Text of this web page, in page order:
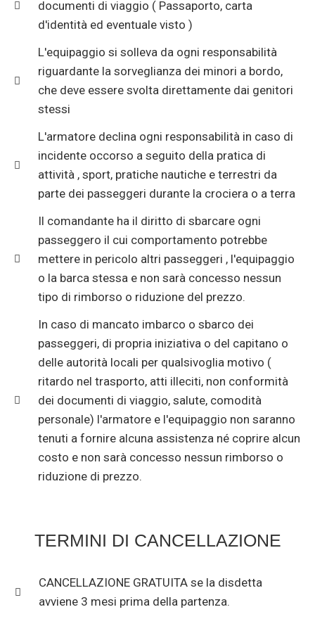
documenti di viaggio ( Passaporto, carta
d'identità ed eventuale visto )
L'equipaggio si solleva da ogni responsabilità
riguardante la sorveglianza dei minori a bordo,
che deve essere svolta direttamente dai genitori
stessi
L'armatore declina ogni responsabilità in caso di
incidente occorso a seguito della pratica di
attività , sport, pratiche nautiche e terrestri da
parte dei passeggeri durante la crociera o a terra
Il comandante ha il diritto di sbarcare ogni
passeggero il cui comportamento potrebbe
mettere in pericolo altri passeggeri , l'equipaggio
o la barca stessa e non sarà concesso nessun
tipo di rimborso o riduzione del prezzo.
In caso di mancato imbarco o sbarco dei
passeggeri, di propria iniziativa o del capitano o
delle autorità locali per qualsivoglia motivo (
ritardo nel trasporto, atti illeciti, non conformità
dei documenti di viaggio, salute, comodità
personale) l'armatore e l'equipaggio non saranno
tenuti a fornire alcuna assistenza né coprire alcun
costo e non sarà concesso nessun rimborso o
riduzione di prezzo.
TERMINI DI CANCELLAZIONE
CANCELLAZIONE GRATUITA se la disdetta
avviene 3 mesi prima della partenza.